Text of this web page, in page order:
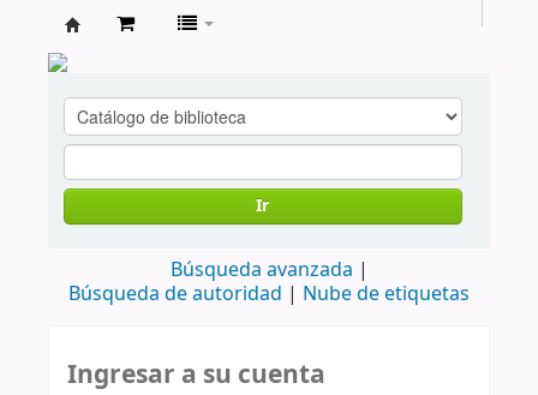
cendoc
Ir
Búsqueda avanzada
Búsqueda de autoridad
Nube de etiquetas
Ingresar a su cuenta